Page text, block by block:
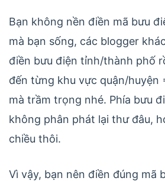
Bạn không nền điền mã bưu
mà bạn sống, các blogger
điền bưu điện tỉnh/thành phố
đến từng khu vực quận/huyện
mà trầm trọng nhé. Phía bưu
không phân phát lại thư đâu,
chiều thôi.
Vì vậy, bạn nên điền đúng mã